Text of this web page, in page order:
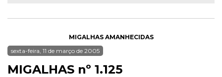
MIGALHAS AMANHECIDAS
sexta-feira, 11 de março de 2005
MIGALHAS nº 1.125